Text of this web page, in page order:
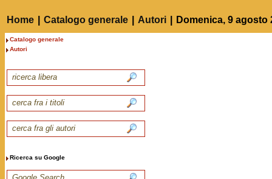
Home Catalogo generale Autori Domenica, 9 agosto
Catalogo generale
Autori
Ricerca su Google